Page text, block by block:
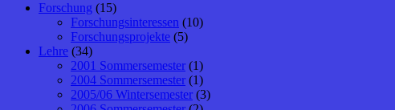
Forschung (15)
Forschungsinteressen (10)
Forschungsprojekte (5)
Lehre (34)
2001 Sommersemester (1)
2004 Sommersemester (1)
2005/06 Wintersemester (3)